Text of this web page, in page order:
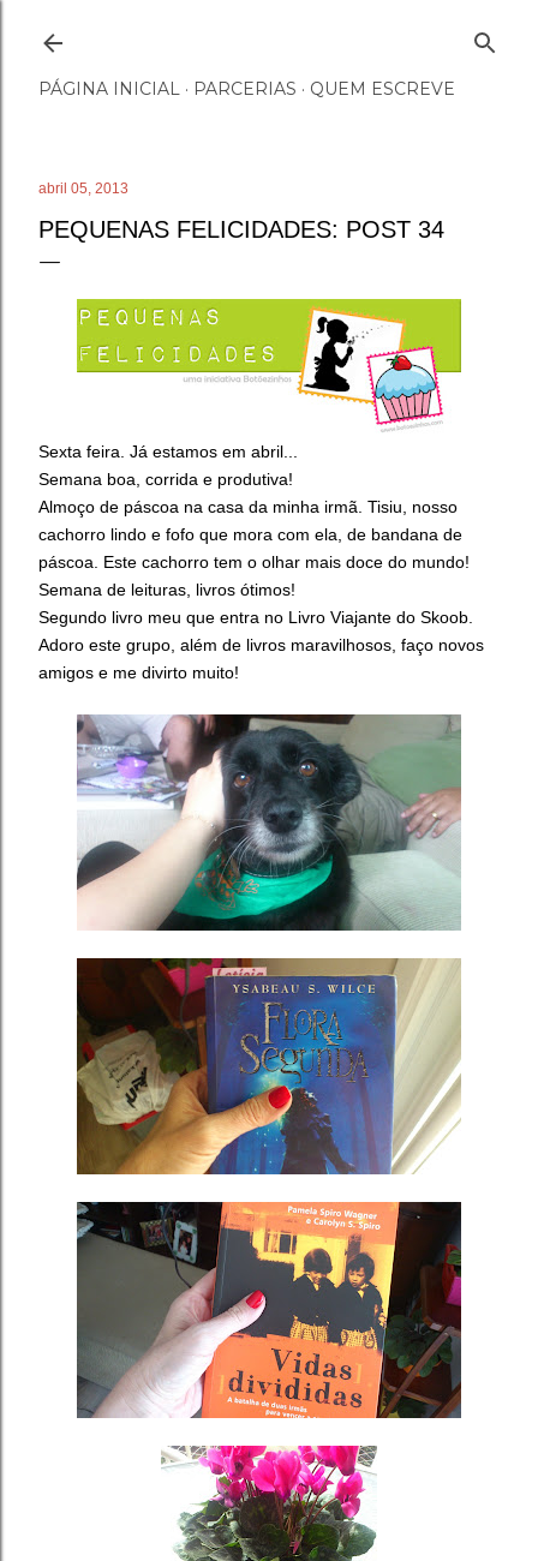
PÁGINA INICIAL PARCERIAS QUEM ESCREVE
abril 05, 2013
PEQUENAS FELICIDADES: POST 34
Sexta feira. Já estamos em abril...
Semana boa, corrida e produtiva!
Almoço de páscoa na casa da minha irmã. Tisiu, nosso
cachorro lindo e fofo que mora com ela, de bandana de
páscoa. Este cachorro tem o olhar mais doce do mundo!
Semana de leituras, livros ótimos!
Segundo livro meu que entra no Livro Viajante do Skoob.
Adoro este grupo, além de livros maravilhosos, faço novos
amigos e me divirto muito!